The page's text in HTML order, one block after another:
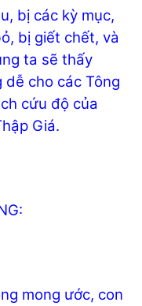
bị các kỳ mục,
bị giết chết, và
ta sẽ thấy
cho các Tông
cứu độ của
Giá.
mong ước, con